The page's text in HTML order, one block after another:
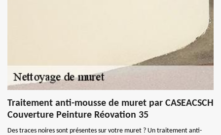
Traitement anti-mousse de muret par CASEACSCH
Couverture Peinture Réovation 35
Des traces noires sont présentes sur votre muret ? Un traitement anti-